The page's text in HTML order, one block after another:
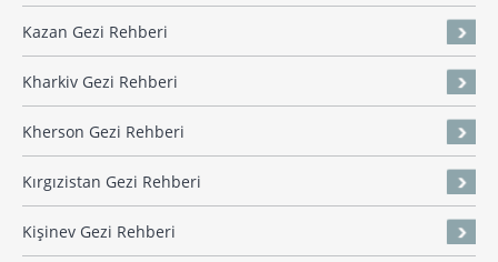
Kazan Gezi Rehberi
Kharkiv Gezi Rehberi
Kherson Gezi Rehberi
Kırgızistan Gezi Rehberi
Kişinev Gezi Rehberi